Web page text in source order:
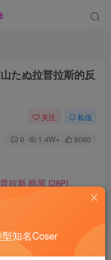
たぬ拉普拉斯的反
关注 私信
0 1.4W+ 6060
拉斯·暗黑 [28P]
一抹柔和的弧度。她不
知名Coser